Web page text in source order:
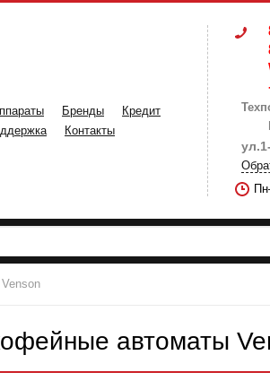
Бренды
Кредит
Контакты
Venson
автоматы